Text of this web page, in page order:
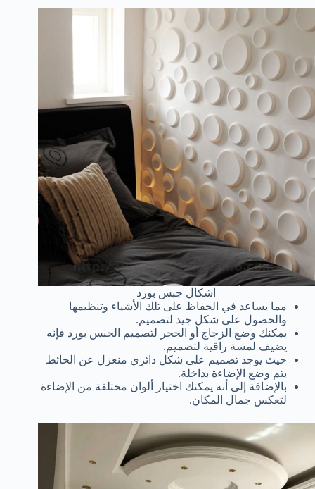
اشكال جبس بورد
مما يساعد في الحفاظ على تلك الأشياء وتنظيمها
والحصول على شكل جيد لتصميم.
يمكنك وضع الزجاج أو الحجر لتصميم الجبس بورد فإنه
يضيف لمسة راقية لتصميم.
حيث يوجد تصميم على شكل دائري منعزل عن الحائط
يتم وضع الإضاءة بداخلة.
بالإضافة إلى أنه يمكنك اختيار ألوان مختلفة من الإضاءة
لتعكس جمال المكان.